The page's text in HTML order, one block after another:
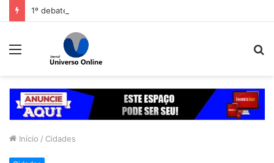
Menu
Início / Cidades